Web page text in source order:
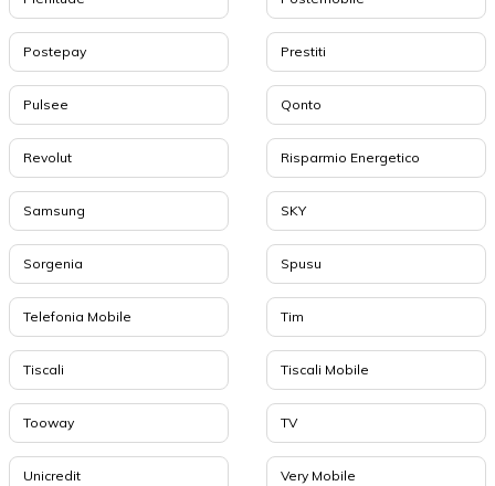
Postepay Prestiti
Pulsee Qonto
Revolut Risparmio Energetico
Samsung SKY
Sorgenia Spusu
Telefonia Mobile Tim
Tiscali Tiscali Mobile
Tooway TV
Unicredit Very Mobile